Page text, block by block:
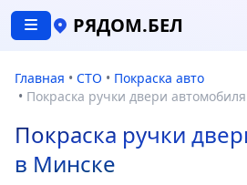
РЯДОМ.БЕЛ
Главная • СТО • Покраска авто
• Покраска ручки двери автомобиля
Покраска ручки
в Минске